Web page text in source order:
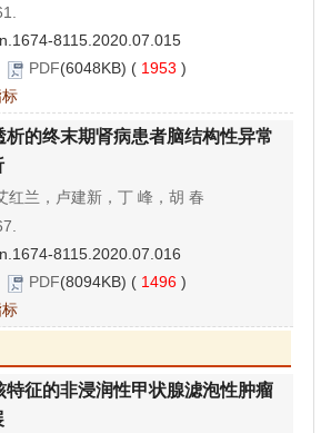
8115.2020.07.015
PDF(6048KB) ( 1953 )
析的终末期肾病患者脑结构性异常
红兰，卢建新，丁 峰，胡 春
8115.2020.07.016
PDF(8094KB) ( 1496 )
特征的非浸润性甲状腺滤泡性肿瘤